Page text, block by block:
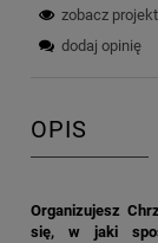
zobacz
dodaj opinię
OPIS
Organizujesz
się, w jaki